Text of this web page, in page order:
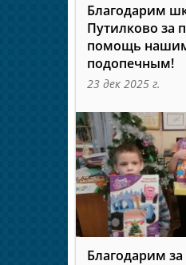
Благодарим
Путилково за
помощь
подопечным!
23 дек 2025 г.
Благодарим за